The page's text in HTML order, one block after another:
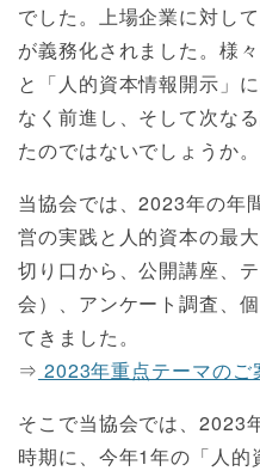
でした。上場企業に対し
が義務化されました。様
と「人的資本情報開示」
なく前進し、そして次な
たのではないでしょうか。
当協会では、2023年の年
営の実践と人的資本の最
切り口から、公開講座、
会）、アンケート調査、
てきました。
⇒ 2023年重点テーマのご
そこで当協会では、2023
時期に、今年1年の「人